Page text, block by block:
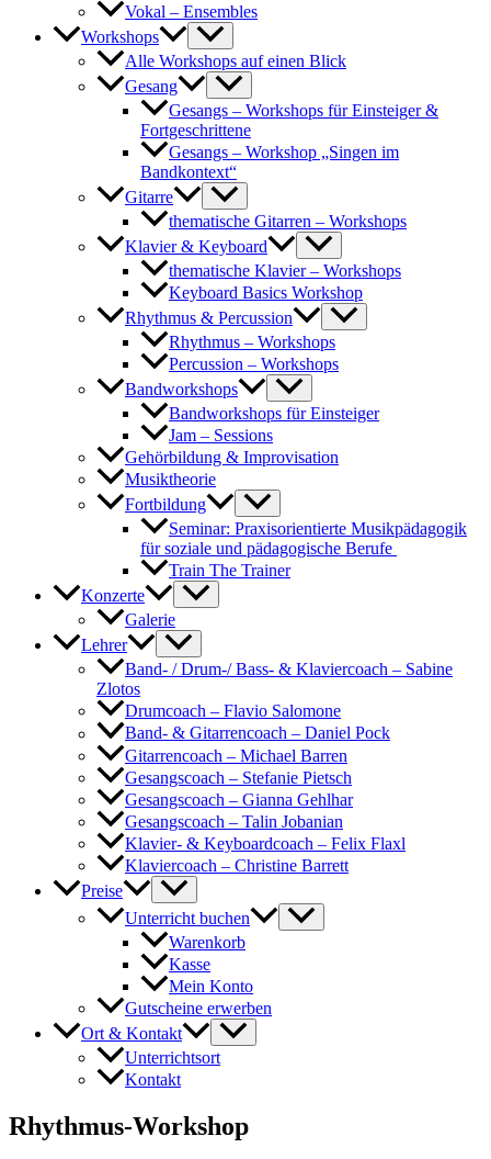
Vokal – Ensembles
Workshops
Alle Workshops auf einen Blick
Gesang
Gesangs – Workshops für Einsteiger &
Fortgeschrittene
Gesangs – Workshop „Singen im
Bandkontext“
Gitarre
thematische Gitarren – Workshops
Klavier & Keyboard
thematische Klavier – Workshops
Keyboard Basics Workshop
Rhythmus & Percussion
Rhythmus – Workshops
Percussion – Workshops
Bandworkshops
Bandworkshops für Einsteiger
Jam – Sessions
Gehörbildung & Improvisation
Musiktheorie
Fortbildung
Seminar: Praxisorientierte Musikpädagogik
für soziale und pädagogische Berufe
Train The Trainer
Konzerte
Galerie
Lehrer
Band- / Drum-/ Bass- & Klaviercoach – Sabine
Zlotos
Drumcoach – Flavio Salomone
Band- & Gitarrencoach – Daniel Pock
Gitarrencoach – Michael Barren
Gesangscoach – Stefanie Pietsch
Gesangscoach – Gianna Gehlhar
Gesangscoach – Talin Jobanian
Klavier- & Keyboardcoach – Felix Flaxl
Klaviercoach – Christine Barrett
Preise
Unterricht buchen
Warenkorb
Kasse
Mein Konto
Gutscheine erwerben
Ort & Kontakt
Unterrichtsort
Kontakt
Rhythmus-Workshop